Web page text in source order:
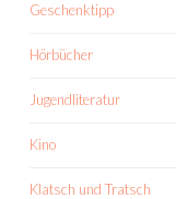
Geschenktipp
Hörbücher
Jugendliteratur
Kino
Klatsch und Tratsch